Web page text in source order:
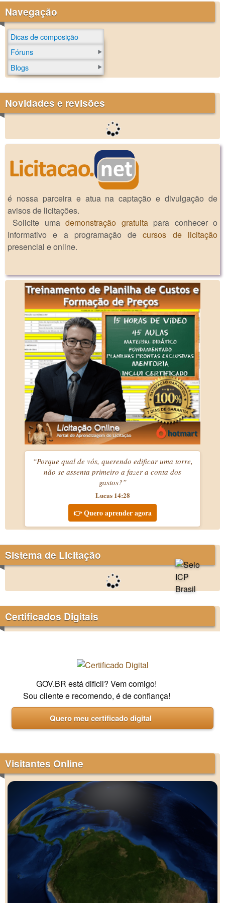
Navegação
Dicas de composição
Fóruns
Blogs
Novidades e revisões
é nossa parceira e atua na captação e divulgação de
avisos de licitações.
Solicite umademonstração gratuitapara conhecer o
Informativo e a programação decursos de licitação
presencial e online.
“Porque qual de vós, querendo edificar uma torre,
não se assenta primeiro a fazer a conta dos
gastos?”
Lucas 14:28
👉 Quero aprender agora
Sistema de Licitação
Certificados Digitais
GOV.BR está dificil? Vem comigo!
Sou cliente e recomendo, é de confiança!
Quero meu certificado digital
Visitantes Online